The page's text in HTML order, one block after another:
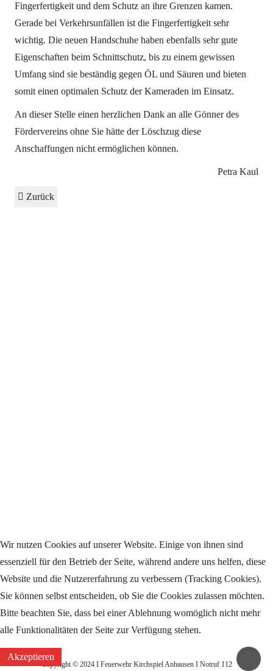
Fingerfertigkeit und dem Schutz an ihre Grenzen kamen.
Gerade bei Verkehrsunfällen ist die Fingerfertigkeit sehr
wichtig. Die neuen Handschuhe haben ebenfalls sehr gute
Eigenschaften beim Schnittschutz, bis zu einem gewissen
Umfang sind sie beständig gegen ÖL und Säuren und bieten
somit einen optimalen Schutz der Kameraden im Einsatz.
An dieser Stelle einen herzlichen Dank an alle Gönner des
Fördervereins ohne Sie hätte der Löschzug diese
Anschaffungen nicht ermöglichen können.
Petra Kaul
Zurück
Copyright © 2024 I Feuerwehr Kirchspiel Anhausen I Notruf 112
Wir nutzen Cookies auf unserer Website. Einige von ihnen sind
essenziell für den Betrieb der Seite, während andere uns helfen, diese
Website und die Nutzererfahrung zu verbessern (Tracking Cookies).
Sie können selbst entscheiden, ob Sie die Cookies zulassen möchten.
Bitte beachten Sie, dass bei einer Ablehnung womöglich nicht mehr
alle Funktionalitäten der Seite zur Verfügung stehen.
Akzeptieren